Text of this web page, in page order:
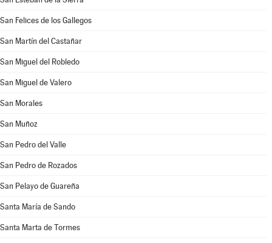
San Felices de los Gallegos
San Martín del Castañar
San Miguel del Robledo
San Miguel de Valero
San Morales
San Muñoz
San Pedro del Valle
San Pedro de Rozados
San Pelayo de Guareña
Santa María de Sando
Santa Marta de Tormes